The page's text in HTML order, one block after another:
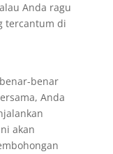
Anda ragu
tercantum di
benar
Anda
akan